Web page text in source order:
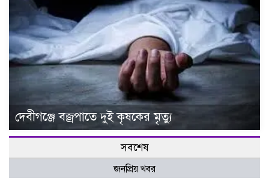
দেবীগঞ্জে বজ্রপাতে দুই কৃষকের মৃত্যু
সবশেষ
জনপ্রিয় খবর